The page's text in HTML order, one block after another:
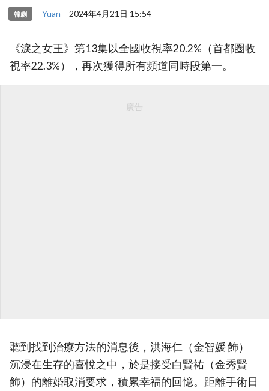
韓劇 Yuan 2024年4月21日 15:54
《淚之女王》第13集以全國收視率20.2%（首都圈收
視率22.3%），再次獲得所有頻道同時段第一。
廣告
聽到找到治療方法的消息後，洪海仁（金智媛 飾）
沉浸在生存的喜悅之中，於是接受白賢祐（金秀賢
飾）的離婚取消要求，積累幸福的回憶。距離手術日